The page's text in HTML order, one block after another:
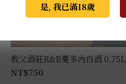
教父酒莊R&B夏多內白酒 0.75L
NT$750
是, 我已滿18歲